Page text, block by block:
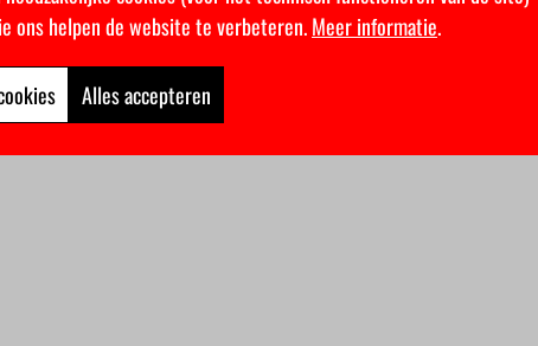
ons helpen de website te verbeteren.Meer informatie.
Alles accepteren